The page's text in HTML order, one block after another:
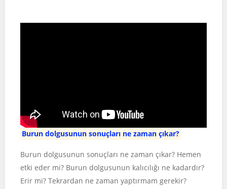
Burun dolgusunun sonuçları ne zaman çıkar?
Burun dolgusunun sonuçları ne zaman çıkar? Hemen
etki eder mi? Burun dolgusunun kalıcılığı ne kadardır?
Erir mi? Tekrardan ne zaman yaptırmam gerekir?